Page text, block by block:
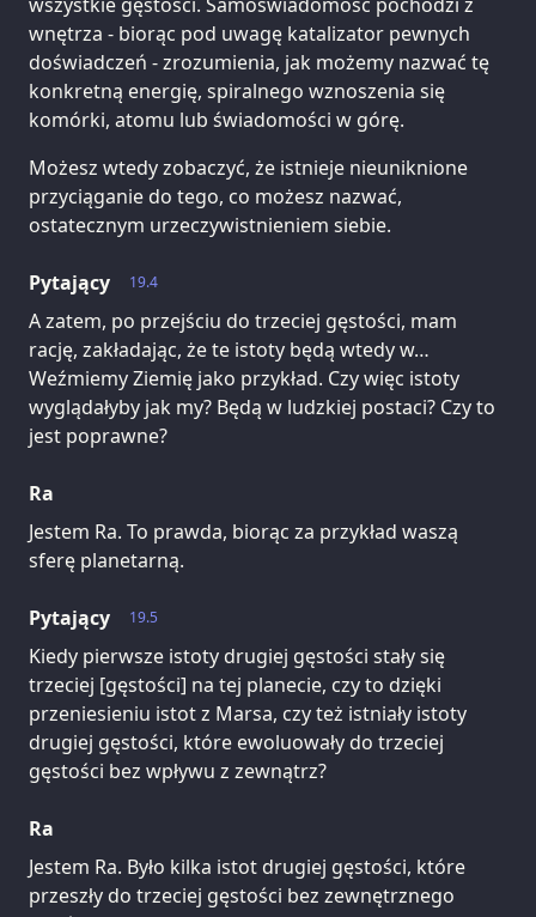
wnętrza - biorąc pod uwagę katalizator pewnych
doświadczeń - zrozumienia, jak możemy nazwać tę
konkretną energię, spiralnego wznoszenia się
komórki, atomu lub świadomości w górę.
Możesz wtedy zobaczyć, że istnieje nieuniknione
przyciąganie do tego, co możesz nazwać,
ostatecznym urzeczywistnieniem siebie.
19.4
Pytający
A zatem, po przejściu do trzeciej gęstości, mam
rację, zakładając, że te istoty będą wtedy w…
Weźmiemy Ziemię jako przykład. Czy więc istoty
wyglądałyby jak my? Będą w ludzkiej postaci? Czy to
jest poprawne?
Ra
Jestem Ra. To prawda, biorąc za przykład waszą
sferę planetarną.
19.5
Pytający
Kiedy pierwsze istoty drugiej gęstości stały się
trzeciej [gęstości] na tej planecie, czy to dzięki
przeniesieniu istot z Marsa, czy też istniały istoty
drugiej gęstości, które ewoluowały do trzeciej
gęstości bez wpływu z zewnątrz?
Ra
Jestem Ra. Było kilka istot drugiej gęstości, które
przeszły do trzeciej gęstości bez zewnętrznego